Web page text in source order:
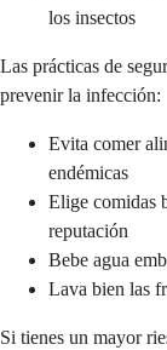
los insectos
Las prácticas de
prevenir la infección:
Evita comer
endémicas
Elige comidas
reputación
Bebe agua
Lava bien las
Si tienes un mayor